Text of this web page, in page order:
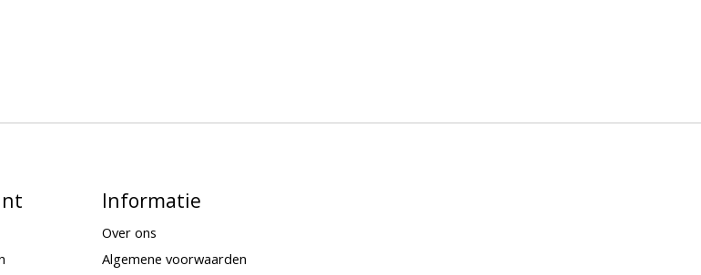
Informatie
Over ons
Algemene voorwaarden